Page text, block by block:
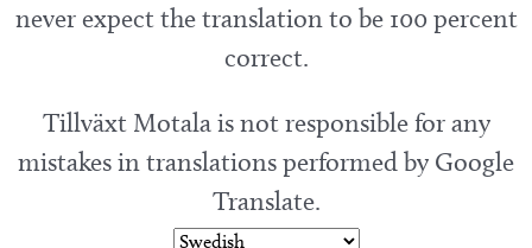
never expect the translation to be 100 percent
correct.
Tillväxt Motala is not responsible for any
mistakes in translations performed by Google
Translate.